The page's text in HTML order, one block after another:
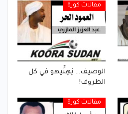
مقالات كورة
الوصيف… نِهِنِّيهو في كل
الظروف!
مقالات كورة